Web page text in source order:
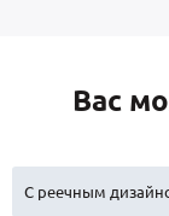
Вас
С реечным